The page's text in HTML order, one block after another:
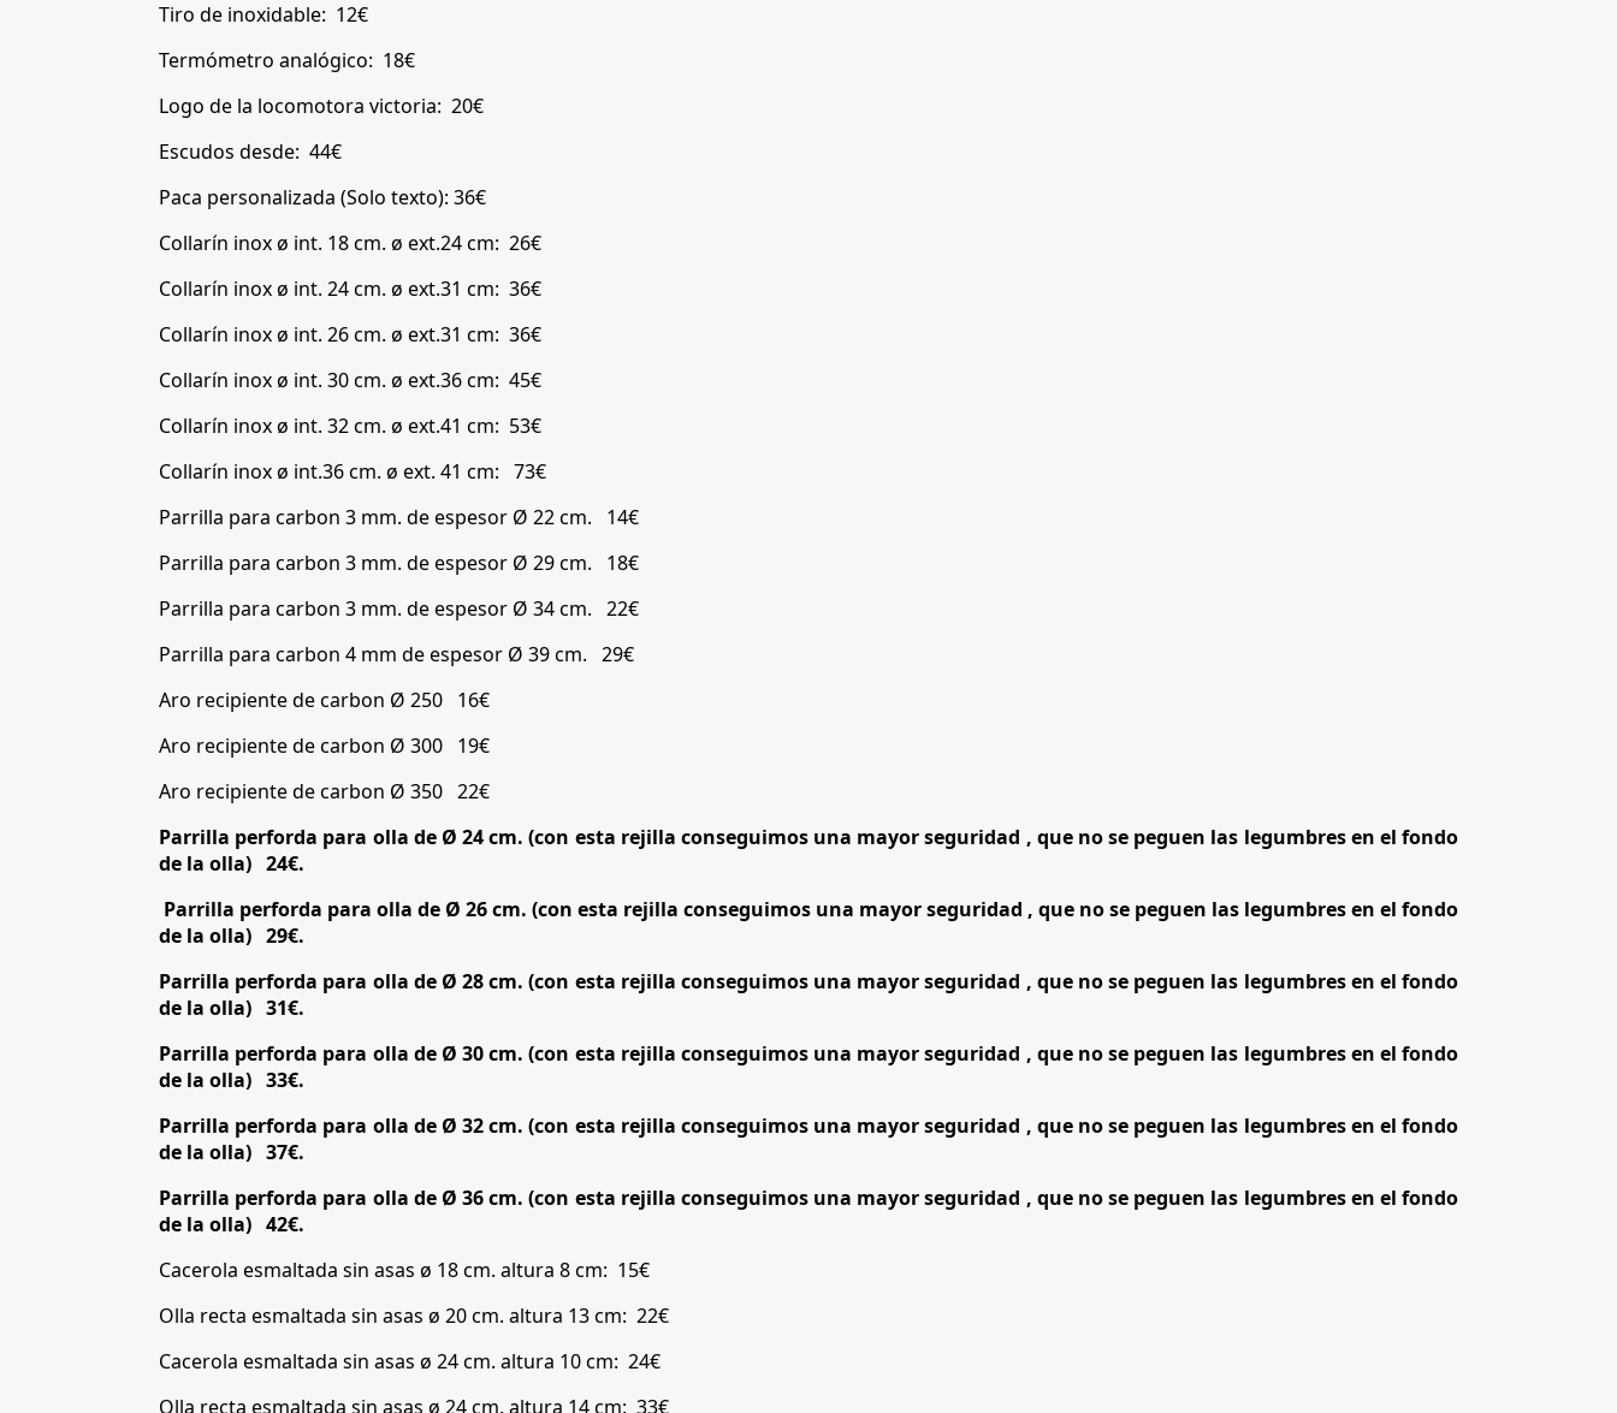
Tiro de inoxidable: 12€
Termómetro analógico: 18€
Logo de la locomotora victoria: 20€
Escudos desde: 44€
Paca personalizada (Solo texto): 36€
Collarín inox ø int. 18 cm. ø ext.24 cm: 26€
Collarín inox ø int. 24 cm. ø ext.31 cm: 36€
Collarín inox ø int. 26 cm. ø ext.31 cm: 36€
Collarín inox ø int. 30 cm. ø ext.36 cm: 45€
Collarín inox ø int. 32 cm. ø ext.41 cm: 53€
Collarín inox ø int.36 cm. ø ext. 41 cm: 73€
Parrilla para carbon 3 mm. de espesor Ø 22 cm. 14€
Parrilla para carbon 3 mm. de espesor Ø 29 cm. 18€
Parrilla para carbon 3 mm. de espesor Ø 34 cm. 22€
Parrilla para carbon 4 mm de espesor Ø 39 cm. 29€
Aro recipiente de carbon Ø 250 16€
Aro recipiente de carbon Ø 300 19€
Aro recipiente de carbon Ø 350 22€
Parrilla perforda para olla de Ø 24 cm. (con esta rejilla conseguimos una mayor seguridad , que no se peguen las legumbres en el fondo
de la olla) 24€.
Parrilla perforda para olla de Ø 26 cm. (con esta rejilla conseguimos una mayor seguridad , que no se peguen las legumbres en el fondo
de la olla) 29€.
Parrilla perforda para olla de Ø 28 cm. (con esta rejilla conseguimos una mayor seguridad , que no se peguen las legumbres en el fondo
de la olla) 31€.
Parrilla perforda para olla de Ø 30 cm. (con esta rejilla conseguimos una mayor seguridad , que no se peguen las legumbres en el fondo
de la olla) 33€.
Parrilla perforda para olla de Ø 32 cm. (con esta rejilla conseguimos una mayor seguridad , que no se peguen las legumbres en el fondo
de la olla) 37€.
Parrilla perforda para olla de Ø 36 cm. (con esta rejilla conseguimos una mayor seguridad , que no se peguen las legumbres en el fondo
de la olla) 42€.
Cacerola esmaltada sin asas ø 18 cm. altura 8 cm: 15€
Olla recta esmaltada sin asas ø 20 cm. altura 13 cm: 22€
Cacerola esmaltada sin asas ø 24 cm. altura 10 cm: 24€
Olla recta esmaltada sin asas ø 24 cm. altura 14 cm: 33€